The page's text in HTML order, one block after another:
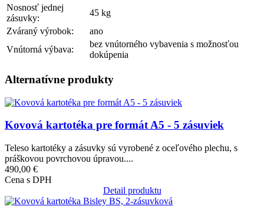
Nosnosť jednej
zásuvky:
45 kg
Zváraný výrobok:
ano
Vnútorná výbava:
bez vnútorného vybavenia s možnosťou
dokúpenia
Alternatívne produkty
Obrázok
Kovová kartotéka pre formát A5 - 5 zásuviek
Teleso kartotéky a zásuvky sú vyrobené z oceľového plechu, s
práškovou povrchovou úpravou....
490,00 €
Cena s DPH
Detail produktu
Obrázok